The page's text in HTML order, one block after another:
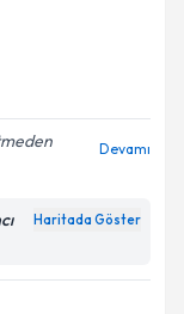
Devamı
Haritada Göster